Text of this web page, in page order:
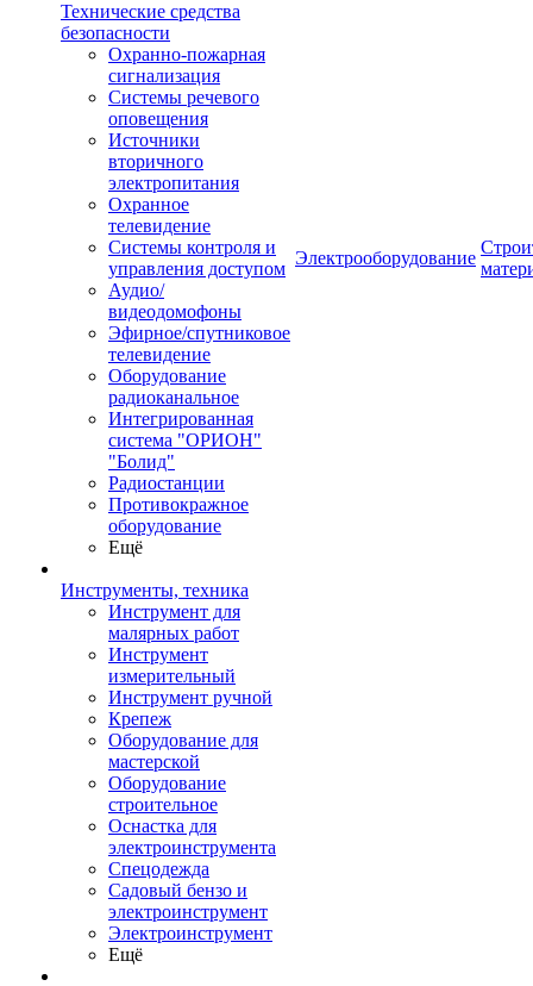
Технические средства
безопасности
Охранно-пожарная
сигнализация
Системы речевого
оповещения
Источники
вторичного
электропитания
Охранное
телевидение
Системы контроля и
управления доступом
Аудио/
видеодомофоны
Эфирное/спутниковое
телевидение
Оборудование
радиоканальное
Интегрированная
система "ОРИОН"
"Болид"
Радиостанции
Противокражное
оборудование
Ещё
Инструменты, техника
Инструмент для
малярных работ
Инструмент
измерительный
Инструмент ручной
Крепеж
Оборудование для
мастерской
Оборудование
строительное
Оснастка для
электроинструмента
Спецодежда
Садовый бензо и
электроинструмент
Электроинструмент
Ещё
Электрооборудование